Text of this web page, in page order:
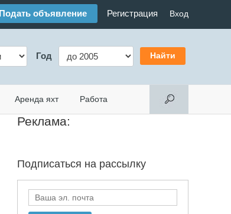
Подать объявление Регистрация Вход
Год
Аренда яхт Работа
Реклама:
Подписаться на рассылку